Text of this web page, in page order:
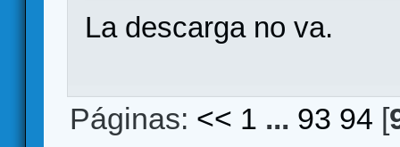
La descarga no va.
Páginas: << 1 ... 93 94 [